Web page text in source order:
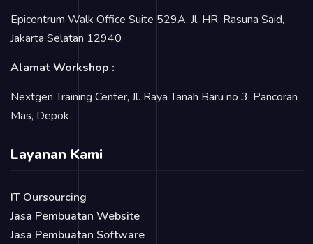
Epicentrum Walk Office Suite 529A, Jl. HR. Rasuna Said,
Jakarta Selatan 12940
Alamat Workshop :
Nextgen Training Center, Jl. Raya Tanah Baru no 3, Pancoran
Mas, Depok
Layanan Kami
IT Oursourcing
Jasa Pembuatan Website
Jasa Pembuatan Software